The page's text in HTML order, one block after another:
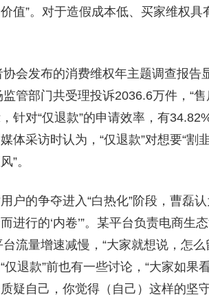
值”。对于造假成本低、买家维权具
会发布的消费维权年主题调查报告
管部门共受理投诉2036.6万件，“
针对“仅退款”的申请效率，有
体采访时认为，“仅退款”对想要“割
”。
户的争夺进入“白热化”阶段，曹磊
进行的‘内卷’”。某平台负责电商生
流量增速减慢，“大家就想说，怎
仅退款”前也有一些讨论，“大家如
疑自己，你觉得（自己）这样的坚守